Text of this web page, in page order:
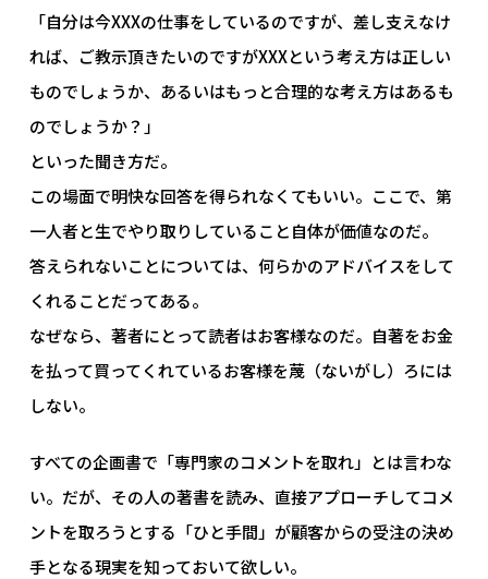
「自分は今XXXの仕事をしているのですが、差し支えなけ
れば、ご教示頂きたいのですがXXXという考え方は正しい
ものでしょうか、あるいはもっと合理的な考え方はあるも
のでしょうか？」
といった聞き方だ。
この場面で明快な回答を得られなくてもいい。ここで、第
一人者と生でやり取りしていること自体が価値なのだ。
答えられないことについては、何らかのアドバイスをして
くれることだってある。
なぜなら、著者にとって読者はお客様なのだ。自著をお金
を払って買ってくれているお客様を蔑（ないがし）ろには
しない。
すべての企画書で「専門家のコメントを取れ」とは言わな
い。だが、その人の著書を読み、直接アプローチしてコメ
ントを取ろうとする「ひと手間」が顧客からの受注の決め
手となる現実を知っておいて欲しい。